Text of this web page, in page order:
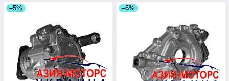
–5% –5%